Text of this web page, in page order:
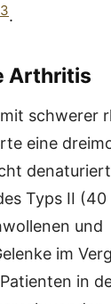
.
Arthritis
schwerer
eine
Typs II
und
im
in